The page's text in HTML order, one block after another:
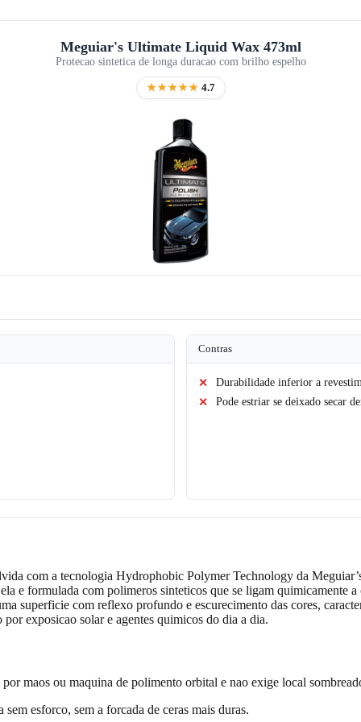
Meguiar's Ultimate Liquid Wax 473ml
Protecao sintetica de longa duracao com brilho espelho
★★★★★ 4.7
Contras
Durabilidade inferior a
Pode estriar se deixado secar
com a tecnologia Hydrophobic Polymer Technology da
e formulada com polimeros sinteticos que se ligam quimicamente
superficie com reflexo profundo e escurecimento das cores,
exposicao solar e agentes quimicos do dia a dia.
maos ou maquina de polimento orbital e nao exige local
esforco, sem a forcada de ceras mais duras.